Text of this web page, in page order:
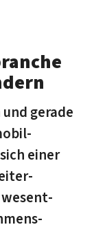
gerade
einer
wesent­